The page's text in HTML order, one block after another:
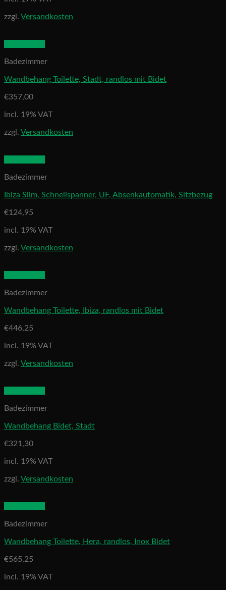
zzgl. Versandkosten
Badezimmer
Wandbehang Toilette, Stadt, randlos mit Bidet
€357,00
incl. 19% VAT
zzgl. Versandkosten
Badezimmer
Ibiza Slim, Schnellspanner, UF, Absenkautomatik, Sitzbezug
€124,95
incl. 19% VAT
zzgl. Versandkosten
Badezimmer
Wandbehang Toilette, Ibiza, randlos mit Bidet
€446,25
incl. 19% VAT
zzgl. Versandkosten
Badezimmer
Wandbehang Bidet, Stadt
€321,30
incl. 19% VAT
zzgl. Versandkosten
Badezimmer
Wandbehang Toilette, Hera, randlos, Inox Bidet
€565,25
incl. 19% VAT